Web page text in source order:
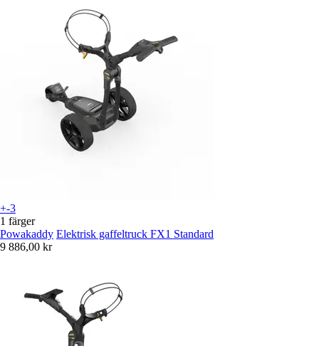
+-3
1 färger
Powakaddy Elektrisk gaffeltruck FX1 Standard
9 886,00 kr